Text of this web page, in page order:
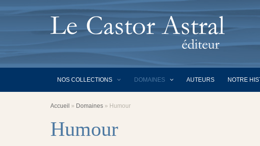
NOS COLLECTIONS DOMAINES AUTEURS NOTRE
Accueil » Domaines » Humour
Humour